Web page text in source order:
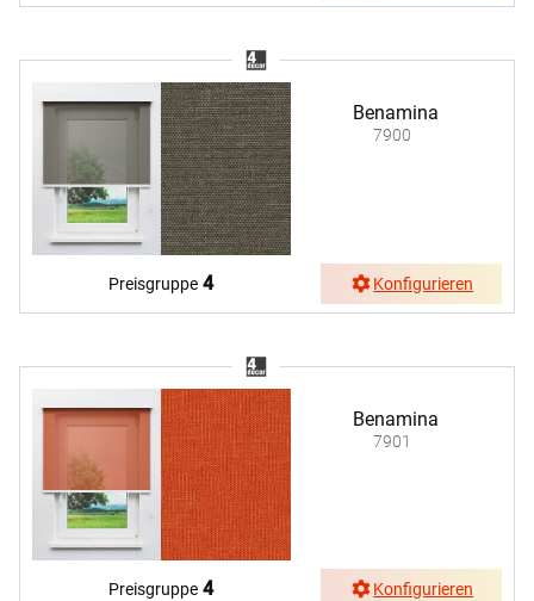
Benamina
7900
Preisgruppe 4 Konfigurieren
Benamina
7901
Preisgruppe 4 Konfigurieren